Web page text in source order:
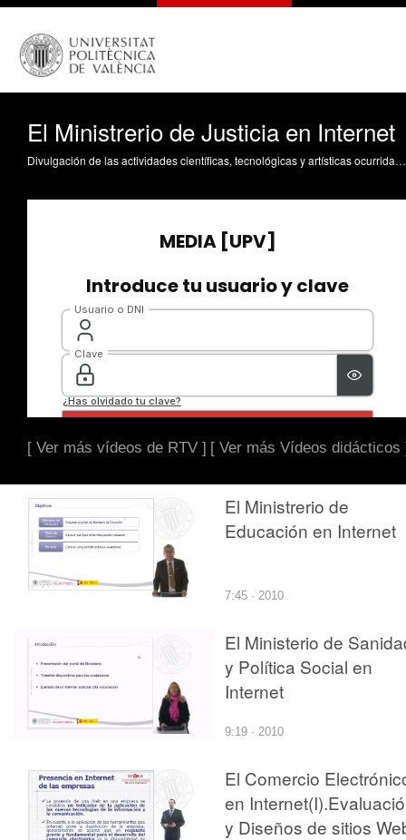
El Ministrerio de Justicia en Internet
Divulgación de las actividades científicas, tecnológicas y artísticas ocurridas en los tres campus de la UPV
[ Ver más vídeos de RTV ] [ Ver más Vídeos didácticos
El Ministrerio de
Educación en Internet
7:45 · 2010
El Ministerio de
y Política Social en
Internet
9:19 · 2010
El Comercio
en
y Diseños de sitios